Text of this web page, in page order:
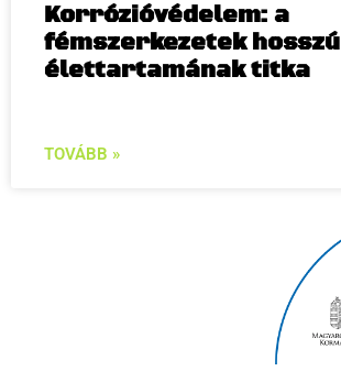
Korrózióvédelem: a
fémszerkezetek hosszú
élettartamának titka
TOVÁBB »